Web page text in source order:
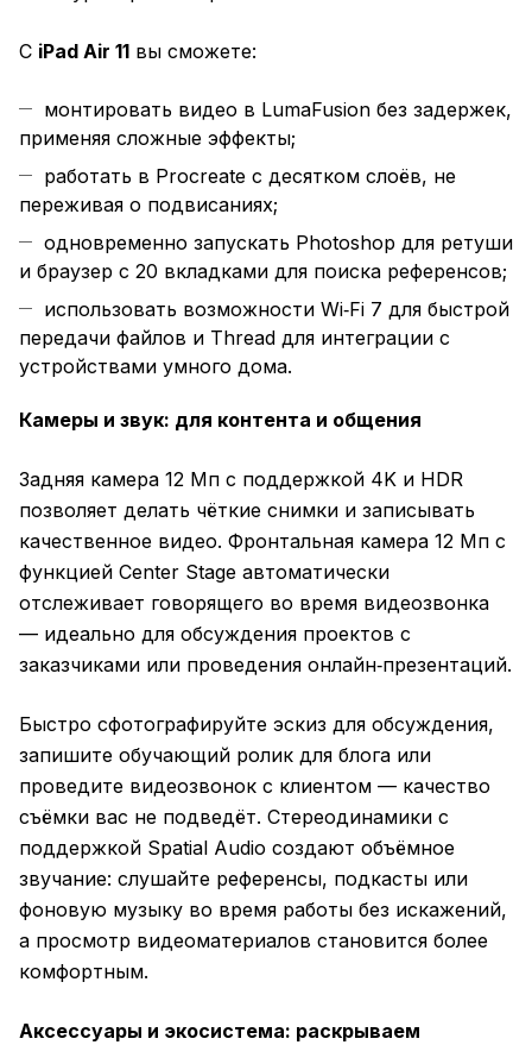
С iPad Air 11 вы сможете:
монтировать видео в LumaFusion без задержек,
применяя сложные эффекты;
работать в Procreate с десятком слоёв, не
переживая о подвисаниях;
одновременно запускать Photoshop для ретуши
и браузер с 20 вкладками для поиска референсов;
использовать возможности Wi‑Fi 7 для быстрой
передачи файлов и Thread для интеграции с
устройствами умного дома.
Камеры и звук: для контента и общения
Задняя камера 12 Мп с поддержкой 4K и HDR
позволяет делать чёткие снимки и записывать
качественное видео. Фронтальная камера 12 Мп с
функцией Center Stage автоматически
отслеживает говорящего во время видеозвонка
— идеально для обсуждения проектов с
заказчиками или проведения онлайн‑презентаций.
Быстро сфотографируйте эскиз для обсуждения,
запишите обучающий ролик для блога или
проведите видеозвонок с клиентом — качество
съёмки вас не подведёт. Стереодинамики с
поддержкой Spatial Audio создают объёмное
звучание: слушайте референсы, подкасты или
фоновую музыку во время работы без искажений,
а просмотр видеоматериалов становится более
комфортным.
Аксессуары и экосистема: раскрываем